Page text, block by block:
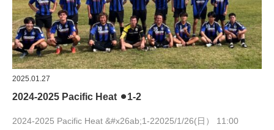
2025.01.27
2024-2025 Pacific Heat ⚫︎1-2
2024-2025 Pacific Heat &#x26ab;︎1-22025/1/26(日） 11:00